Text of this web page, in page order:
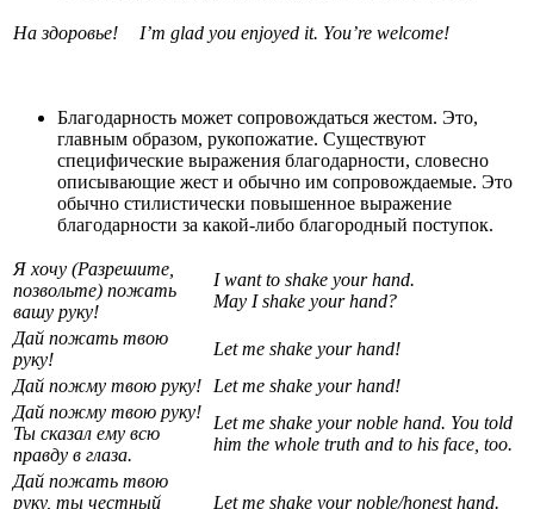
На здоровье! I’m glad you enjoyed it. You’re welcome!
Благодарность может сопровождаться жестом. Это,
главным образом, рукопожатие. Существуют
специфические выражения благодарности, словесно
описывающие жест и обычно им сопровождаемые. Это
обычно стилистически повышенное выражение
благодарности за какой-либо благородный поступок.
Я хочу (Разрешите,
позвольте) пожать
вашу руку!
I want to shake your hand.
May I shake your hand?
Дай пожать твою
руку!
Let me shake your hand!
Дай пожму твою руку!
Let me shake your hand!
Дай пожму твою руку!
Ты сказал ему всю
правду в глаза.
Let me shake your noble hand. You told
him the whole truth and to his face, too.
Дай пожать твою
руку, ты честный
Let me shake your noble/honest hand.